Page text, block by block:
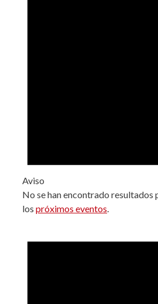
Aviso
No se han encontrado resultados
los próximos eventos